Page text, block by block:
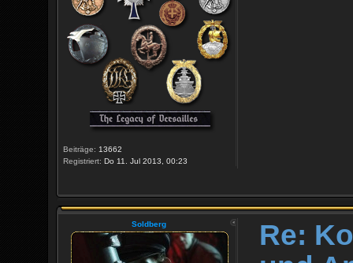
Beiträge: 13662
Registriert: Do 11. Jul 2013, 00:23
Soldberg
Re: